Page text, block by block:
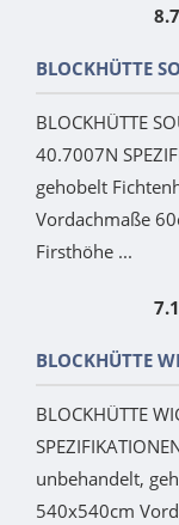
BLOCKHÜTTE
BLOCKHÜTTE
40.7007N
gehobelt
Vordachmaße
Firsthöhe ...
BLOCKHÜTTE
BLOCKHÜTTE
unbehandelt,
540x540cm